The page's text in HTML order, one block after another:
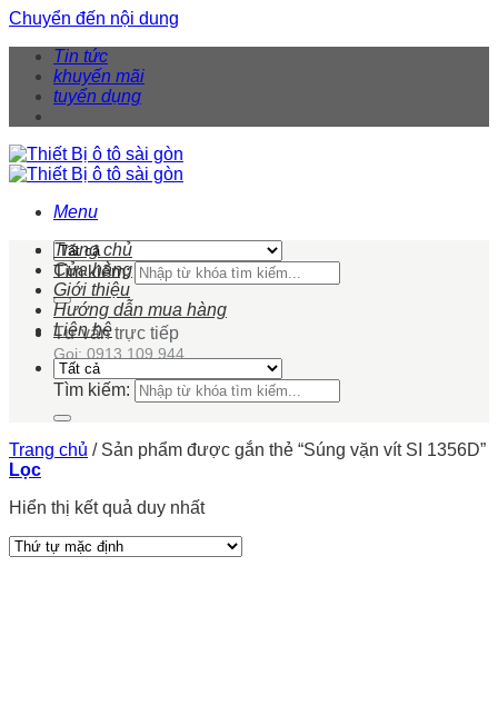
Chuyển đến nội dung
Tin tức
khuyến mãi
tuyển dụng
Menu
Tìm kiếm:
Tư vấn trực tiếp
Gọi: 0913 109 944
Trang chủ
Cửa hàng
Giới thiệu
Hướng dẫn mua hàng
Liên hệ
Tìm kiếm:
Trang chủ /Sản phẩm được gắn thẻ “Súng vặn vít SI 1356D”
Lọc
Hiển thị kết quả duy nhất